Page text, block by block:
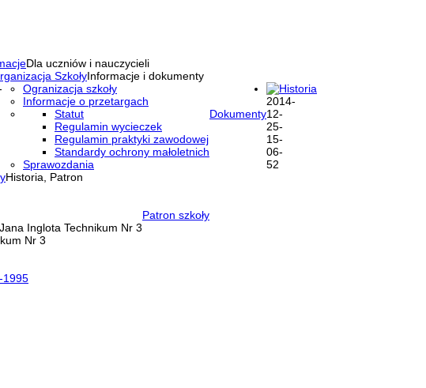
Dla uczniów i nauczycieli
SzkołyInformacje i dokumenty
Ogranizacja szkoły
Informacje o przetargach
Dokumenty
Statut
Regulamin wycieczek
Regulamin praktyki zawodowej
Standardy ochrony małoletnich
Sprawozdania
Historia
Historia, Patron
Patron szkoły
Inglota Technikum Nr 3
Nr 3
1995